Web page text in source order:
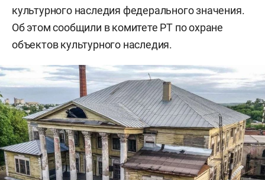
культурного наследия федерального значения.
Об этом сообщили в комитете РТ по охране
объектов культурного наследия.